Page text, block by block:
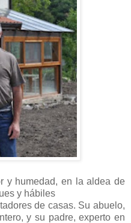
y humedad, en la aldea de
y hábiles
de casas. Su abuelo,
y su padre, experto en